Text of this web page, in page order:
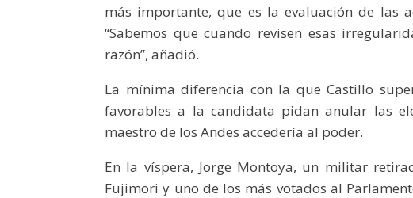
más importante, que es la evaluación de las
“Sabemos que cuando revisen esas
razón”, añadió.
La mínima diferencia con la que Castillo
favorables a la candidata pidan anular las
maestro de los Andes accedería al poder.
En la víspera, Jorge Montoya, un militar
Fujimori y uno de los más votados al